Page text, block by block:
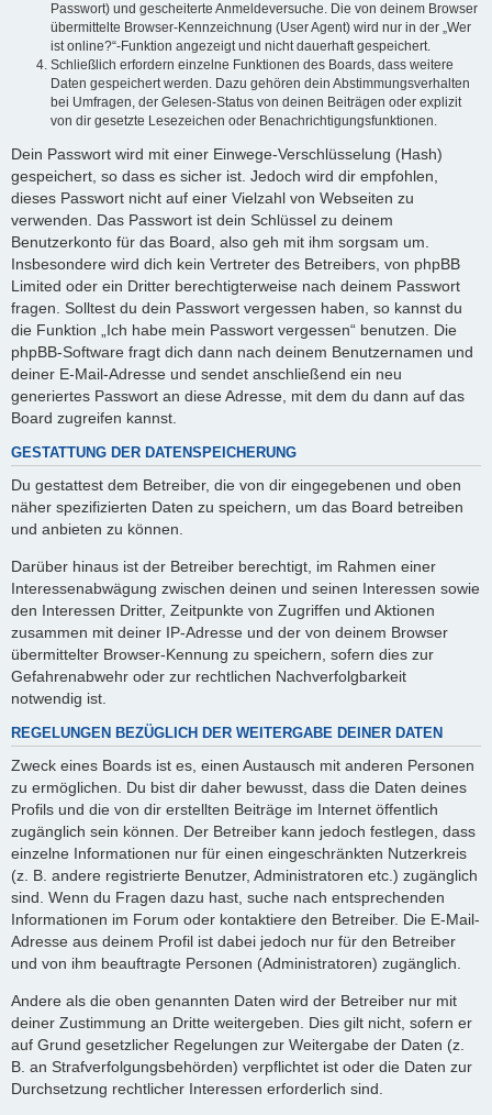
Passwort) und gescheiterte Anmeldeversuche. Die von deinem Browser
übermittelte Browser-Kennzeichnung (User Agent) wird nur in der „Wer
ist online?“-Funktion angezeigt und nicht dauerhaft gespeichert.
Schließlich erfordern einzelne Funktionen des Boards, dass weitere
Daten gespeichert werden. Dazu gehören dein Abstimmungsverhalten
bei Umfragen, der Gelesen-Status von deinen Beiträgen oder explizit
von dir gesetzte Lesezeichen oder Benachrichtigungsfunktionen.
Dein Passwort wird mit einer Einwege-Verschlüsselung (Hash)
gespeichert, so dass es sicher ist. Jedoch wird dir empfohlen,
dieses Passwort nicht auf einer Vielzahl von Webseiten zu
verwenden. Das Passwort ist dein Schlüssel zu deinem
Benutzerkonto für das Board, also geh mit ihm sorgsam um.
Insbesondere wird dich kein Vertreter des Betreibers, von phpBB
Limited oder ein Dritter berechtigterweise nach deinem Passwort
fragen. Solltest du dein Passwort vergessen haben, so kannst du
die Funktion „Ich habe mein Passwort vergessen“ benutzen. Die
phpBB-Software fragt dich dann nach deinem Benutzernamen und
deiner E-Mail-Adresse und sendet anschließend ein neu
generiertes Passwort an diese Adresse, mit dem du dann auf das
Board zugreifen kannst.
GESTATTUNG DER DATENSPEICHERUNG
Du gestattest dem Betreiber, die von dir eingegebenen und oben
näher spezifizierten Daten zu speichern, um das Board betreiben
und anbieten zu können.
Darüber hinaus ist der Betreiber berechtigt, im Rahmen einer
Interessenabwägung zwischen deinen und seinen Interessen sowie
den Interessen Dritter, Zeitpunkte von Zugriffen und Aktionen
zusammen mit deiner IP-Adresse und der von deinem Browser
übermittelter Browser-Kennung zu speichern, sofern dies zur
Gefahrenabwehr oder zur rechtlichen Nachverfolgbarkeit
notwendig ist.
REGELUNGEN BEZÜGLICH DER WEITERGABE DEINER DATEN
Zweck eines Boards ist es, einen Austausch mit anderen Personen
zu ermöglichen. Du bist dir daher bewusst, dass die Daten deines
Profils und die von dir erstellten Beiträge im Internet öffentlich
zugänglich sein können. Der Betreiber kann jedoch festlegen, dass
einzelne Informationen nur für einen eingeschränkten Nutzerkreis
(z. B. andere registrierte Benutzer, Administratoren etc.) zugänglich
sind. Wenn du Fragen dazu hast, suche nach entsprechenden
Informationen im Forum oder kontaktiere den Betreiber. Die E-Mail-
Adresse aus deinem Profil ist dabei jedoch nur für den Betreiber
und von ihm beauftragte Personen (Administratoren) zugänglich.
Andere als die oben genannten Daten wird der Betreiber nur mit
deiner Zustimmung an Dritte weitergeben. Dies gilt nicht, sofern er
auf Grund gesetzlicher Regelungen zur Weitergabe der Daten (z.
B. an Strafverfolgungsbehörden) verpflichtet ist oder die Daten zur
Durchsetzung rechtlicher Interessen erforderlich sind.